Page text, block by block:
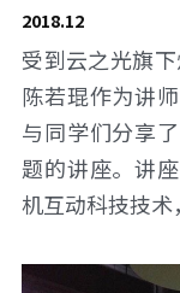
2018.12
受到云之光旗
陈若琨作为讲
与同学们分享
题的讲座。讲
机互动科技技术